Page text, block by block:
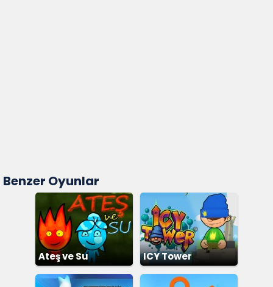
Benzer Oyunlar
Ateş ve Su ICY Tower